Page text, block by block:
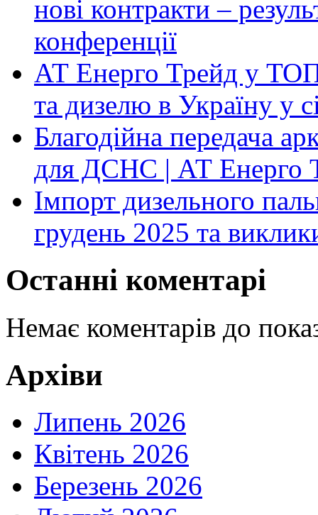
нові контракти –
конференції
АТ Енерго Трейд у
та дизелю в Україну у
Благодійна передача
для ДСНС | АТ Енерго
Імпорт дизельного
грудень 2025 та
Останні коментарі
Немає коментарів до
Архіви
Липень 2026
Квітень 2026
Березень 2026